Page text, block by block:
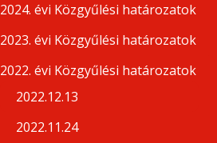
2024. évi Közgyűlési határozatok
2023. évi Közgyűlési határozatok
2022. évi Közgyűlési határozatok
2022.12.13
2022.11.24